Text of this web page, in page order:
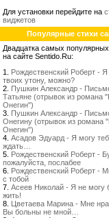
Для установки перейдите на
виджетов
Популярные стихи
Двадцатка самых
на сайте Sentido.Ru:
1. Рождественский Роберт - Я
твоих утону, можно?
2. Пушкин Александр -
Татьяне (отрывок из романа
Онегин")
3. Пушкин Александр -
Онегину (отрывок из романа
Онегин")
4. Асадов Эдуард - Я могу
ждать…
5. Рождественский Роберт -
пожалуйста, послабее
6. Рождественский Роберт -
с тобой
7. Асеев Николай - Я не могу
жить!
8. Цветаева Марина - Мне
Вы больны не мной…